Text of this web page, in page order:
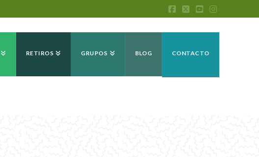
Facebook
X YouTube
Instagram
RETIROS GRUPOS BLOG CONTACTO